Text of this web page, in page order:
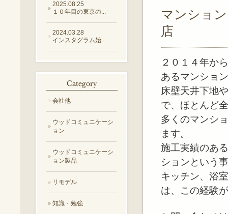
2025.08.25
１０年目の東京の...
2024.03.28
インスタグラム始...
会社他
ウッドコミュニケーシ
ョン
ウッドコミュニケーシ
ョン製品
リモデル
知識・勉強
マンショ
店
２０１４年か
あるマンショ
床壁天井下地
で、ほとんど
多くのマンシ
ます。
施工実績のあ
ションという
キッチン、浴
は、この経験